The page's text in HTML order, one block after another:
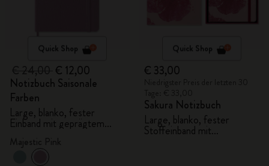
Quick Shop
€ 12,00
Notizbuch Saisonale
Farben
Large, blanko, fester
Einband mit geprägtem
Quick Shop
€ 33,00
Sakura Notizbuch
Large, blanko, fester
Stoffeinband mit